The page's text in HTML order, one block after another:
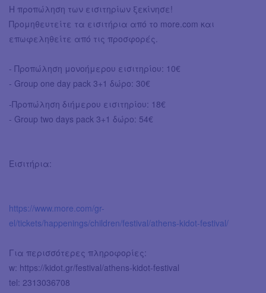
Η προπώληση των εισιτηρίων ξεκίνησε!
Προμηθευτείτε τα εισιτήρια από το more.com και
επωφεληθείτε από τις προσφορές.
- Προπώληση μονοήμερου εισιτηρίου: 10€
- Group one day pack 3+1 δώρο: 30€
-Προπώληση διήμερου εισιτηρίου: 18€
- Group two days pack 3+1 δώρο: 54€
Εισιτήρια:
https://www.more.com/gr-
el/tickets/happenings/children/festival/athens-kidot-festival/
Για περισσότερες πληροφορίες:
w: https://kidot.gr/festival/athens-kidot-festival
tel: 2313036708